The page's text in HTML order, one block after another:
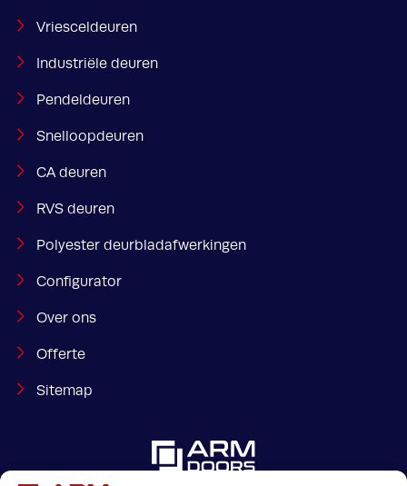
Vriesceldeuren
Industriële deuren
Pendeldeuren
Snelloopdeuren
CA deuren
RVS deuren
Polyester deurbladafwerkingen
Configurator
Over ons
Offerte
Sitemap